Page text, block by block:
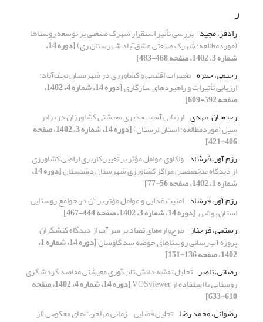
ر
رادفر، مجید بررسی تأثیر استقرار شهرک صنعتی بر توسعه روستاها
(موردمطالعه: شهرک صنعتی عشق‌آباد شهرستان ری) [دوره 14،
شماره 3، 1402، صفحه 468-483]
رحیمی، حمزه تغییرات اقلیمی و کشاورزی در شهرستان نجف‌آباد:
ارزیابی تأثیرات و راهبردهای سازگاری [دوره 14، شماره 4، 1402،
صفحه 592-609]
رحیمیان، مهدی ارزیابی آسیب‌پذیری معیشتی کشاورزان در برابر
سیل (موردمطالعه: استان لرستان) [دوره 14، شماره 3، 1402، صفحه
406-421]
رزم آور، فرشاد واکاوی عوامل مؤثر بر تغییر کاربری اراضی کشاورزی
از دیدگاه متخصصین مراکز کشاورزی شهرستان دشتستان [دوره 14،
شماره 1، 1402، صفحه 56-77]
رزم آور، فرشاد امنیت غذایی و عوامل مؤثر بر آن در جوامع روستایی
استان بوشهر[دوره 14، شماره 3، 1402، صفحه 444-467]
رستمی، فرحناز طرح‌واره‌های تضاد بر سر آب از دیدگاه کنشگران
پروژه آب‌رسانی روستاهای حوضه سد گاوشان [دوره 14، شماره 1،
1402، صفحه 136-151]
رضائی، ناصر تحلیل نقشه دانش تاب‌آوری معیشتی مقاصد گردشگری
روستایی با استفاده از VOSviewer [دوره 14، شماره 4، 1402، صفحه
610-633]
رضوانی، محمد رضا تحلیل فضایی - زمانی مهاجرت‌های معکوس (از